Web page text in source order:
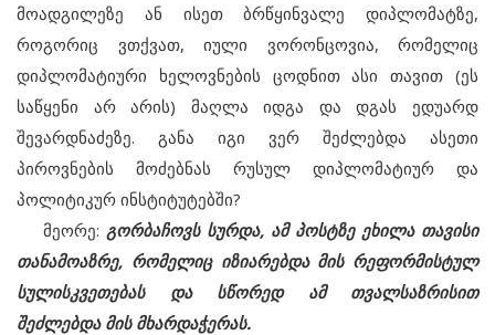
მოადგილეზე ან ისეთ ბრწყინვალე დიპლომატზე,
როგორიც ვთქვათ, იული ვორონცოვია, რომელიც
დიპლომატიური ხელოვნების ცოდნით ასი თავით (ეს
საწყენი არ არის) მაღლა იდგა და დგას ედუარდ
შევარდნაძეზე. განა იგი ვერ შეძლებდა ასეთი
პიროვნების მოძებნას რუსულ დიპლომატიურ და
პოლიტიკურ ინსტიტუტებში?
მეორე: გორბაჩოვს სურდა, ამ პოსტზე ეხილა თავისი
თანამოაზრე, რომელიც იზიარებდა მის რეფორმისტულ
სულისკვეთებას და სწორედ ამ თვალსაზრისით
შეძლებდა მის მხარდაჭერას.